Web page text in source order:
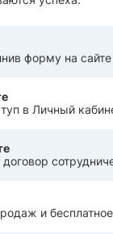
форму на сайте
в Личный
и